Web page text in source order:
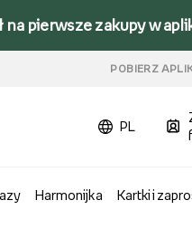
na pierwsze zakupy w
POBIERZ
PL
Harmonijka Kartki i